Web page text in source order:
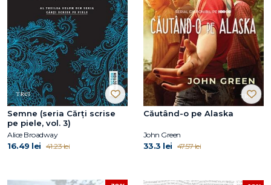
Semne (seria Cărți scrise
pe piele, vol. 3)
Alice Broadway
16.49 lei 41.23 lei
Căutând-o pe Alaska
John Green
33.3 lei 47.57 lei